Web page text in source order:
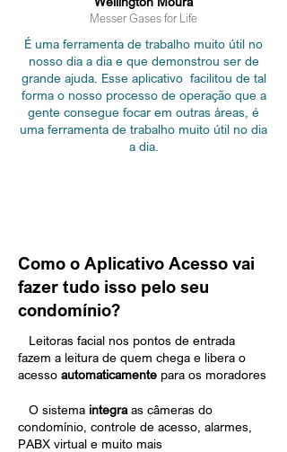
Messer Gases for Life
É uma ferramenta de trabalho muito útil no
nosso dia a dia e que demonstrou ser de
grande ajuda. Esse aplicativo facilitou de tal
forma o nosso processo de operação que a
gente consegue focar em outras áreas, é
uma ferramenta de trabalho muito útil no dia
a dia.
Como o Aplicativo Acesso vai
fazer tudo isso pelo seu
condomínio?
Leitoras facial nos pontos de entrada
fazem a leitura de quem chega e libera o
acesso automaticamente para os moradores
O sistema integra as câmeras do
condomínio, controle de acesso, alarmes,
PABX virtual e muito mais